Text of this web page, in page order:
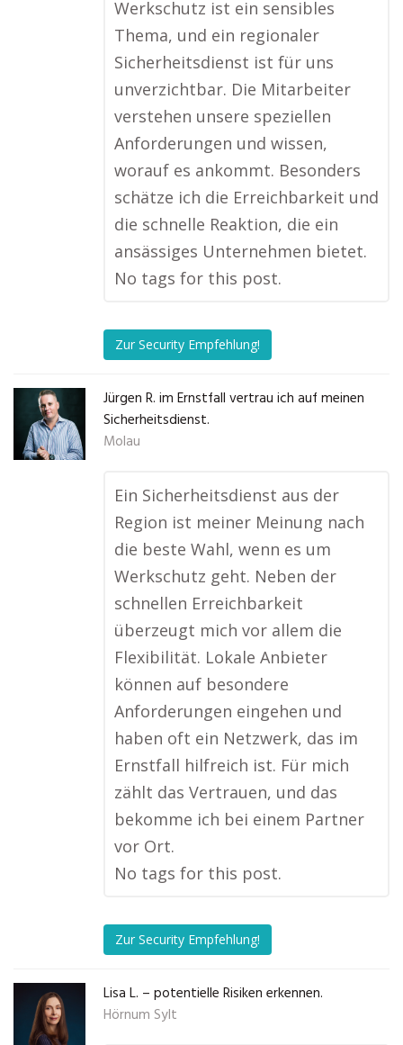
Werkschutz ist ein sensibles
Thema, und ein regionaler
Sicherheitsdienst ist für uns
unverzichtbar. Die Mitarbeiter
verstehen unsere speziellen
Anforderungen und wissen,
worauf es ankommt. Besonders
schätze ich die Erreichbarkeit und
die schnelle Reaktion, die ein
ansässiges Unternehmen bietet.
No tags for this post.
Zur Security Empfehlung!
Jürgen R. im Ernstfall vertrau ich auf meinen
Sicherheitsdienst.
Molau
Ein Sicherheitsdienst aus der
Region ist meiner Meinung nach
die beste Wahl, wenn es um
Werkschutz geht. Neben der
schnellen Erreichbarkeit
überzeugt mich vor allem die
Flexibilität. Lokale Anbieter
können auf besondere
Anforderungen eingehen und
haben oft ein Netzwerk, das im
Ernstfall hilfreich ist. Für mich
zählt das Vertrauen, und das
bekomme ich bei einem Partner
vor Ort.
No tags for this post.
Zur Security Empfehlung!
Lisa L. – potentielle Risiken erkennen.
Hörnum Sylt